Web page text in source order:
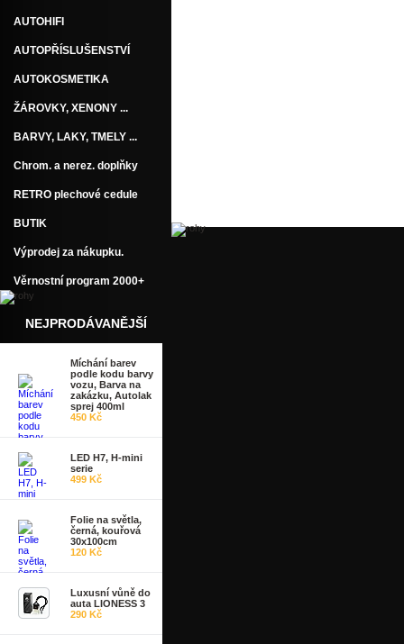
AUTOHIFI
AUTOPŘÍSLUŠENSTVÍ
AUTOKOSMETIKA
ŽÁROVKY, XENONY ...
BARVY, LAKY, TMELY ...
Chrom. a nerez. doplňky
RETRO plechové cedule
BUTIK
Výprodej za nákupku.
Věrnostní program 2000+
NEJPRODÁVANĚJŠÍ
Míchání barev
podle kodu barvy
vozu, Barva na
zakázku, Autolak
sprej 400ml
450 Kč
LED H7, H-mini
serie
499 Kč
Folie na světla,
černá, kouřová
30x100cm
120 Kč
Luxusní vůně do
auta LIONESS 3
290 Kč